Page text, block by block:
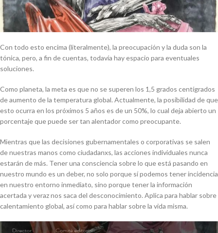
Con todo esto encima (literalmente), la preocupación y la duda son la
tónica, pero, a fin de cuentas, todavía hay espacio para eventuales
soluciones.
Como planeta, la meta es que no se superen los 1,5 grados centígrados
de aumento de la temperatura global. Actualmente, la posibilidad de que
esto ocurra en los próximos 5 años es de un 50%, lo cual deja abierto un
porcentaje que puede ser tan alentador como preocupante.
Mientras que las decisiones gubernamentales o corporativas se salen
de nuestras manos como ciudadanxs, las acciones individuales nunca
estarán de más. Tener una consciencia sobre lo que está pasando en
nuestro mundo es un deber, no solo porque sí podemos tener incidencia
en nuestro entorno inmediato, sino porque tener la información
acertada y veraz nos saca del desconocimiento. Aplica para hablar sobre
calentamiento global, así como para hablar sobre la vida misma.